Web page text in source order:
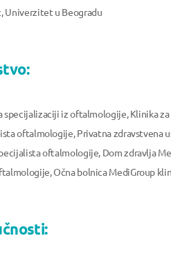
Univerzitet u Beogradu
specijalizaciji iz oftalmologije, Klinika
oftalmologije, Privatna zdravstvena
oftalmologije, Dom zdravlja
Očna bolnica MediGroup